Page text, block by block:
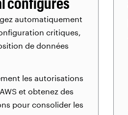
automatiquement
critiques,
de données
les autorisations
et obtenez des
pour consolider les